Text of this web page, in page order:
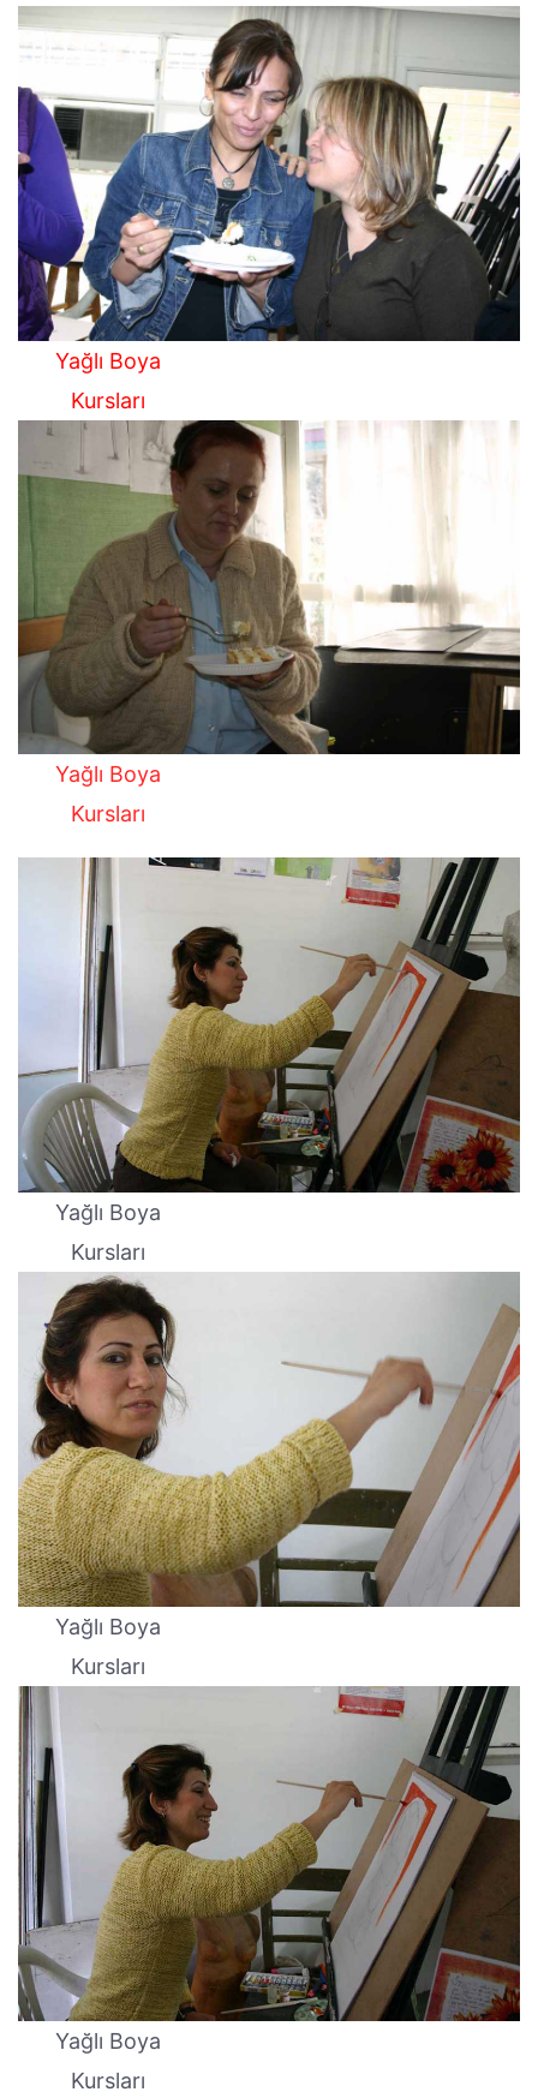
Yağlı Boya
Kursları
Yağlı Boya
Kursları
Yağlı Boya
Kursları
Yağlı Boya
Kursları
Yağlı Boya
Kursları